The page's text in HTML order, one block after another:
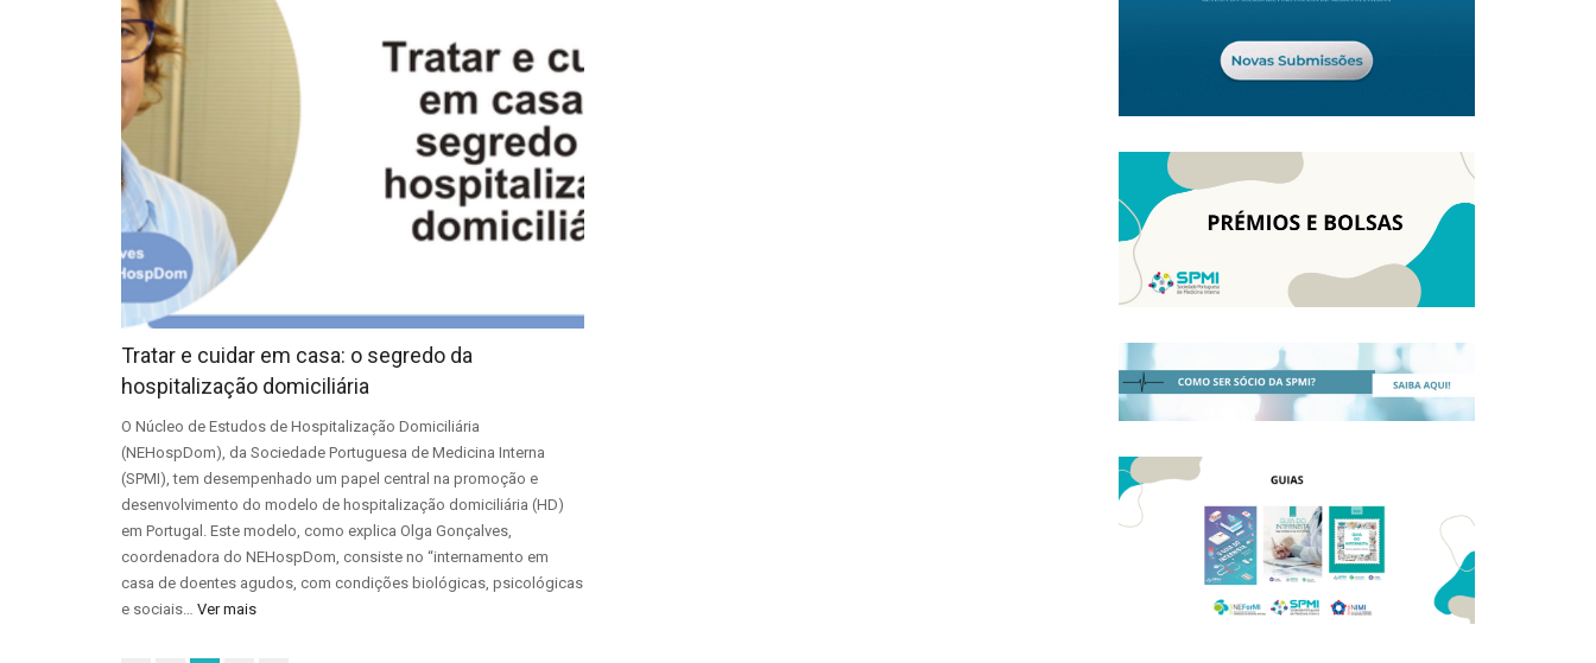
Tratar e cuidar em casa: o segredo da
hospitalização domiciliária
O Núcleo de Estudos de Hospitalização Domiciliária
(NEHospDom), da Sociedade Portuguesa de Medicina Interna
(SPMI), tem desempenhado um papel central na promoção e
desenvolvimento do modelo de hospitalização domiciliária (HD)
em Portugal. Este modelo, como explica Olga Gonçalves,
coordenadora do NEHospDom, consiste no “internamento em
casa de doentes agudos, com condições biológicas, psicológicas
e sociais… Ver mais